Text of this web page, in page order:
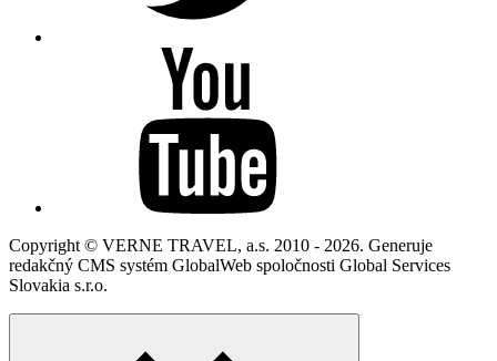
Copyright © VERNE TRAVEL, a.s. 2010 - 2026. Generuje
redakčný CMS systém GlobalWeb spoločnosti Global Services
Slovakia s.r.o.